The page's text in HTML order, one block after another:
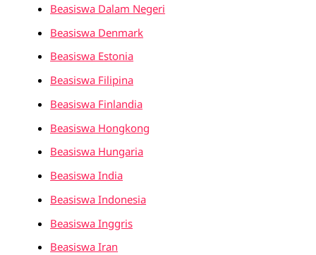
Beasiswa Dalam Negeri
Beasiswa Denmark
Beasiswa Estonia
Beasiswa Filipina
Beasiswa Finlandia
Beasiswa Hongkong
Beasiswa Hungaria
Beasiswa India
Beasiswa Indonesia
Beasiswa Inggris
Beasiswa Iran